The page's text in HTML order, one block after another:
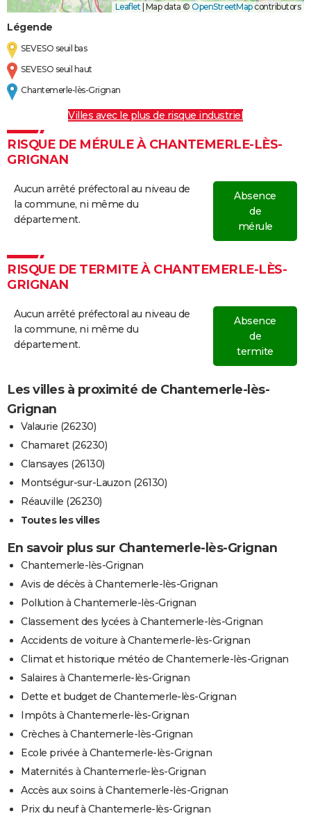
Leaflet | Map data © OpenStreetMapcontributors
Légende
SEVESO seuil bas
SEVESO seuil haut
Chantemerle-lès-Grignan
Villes avec le plus de risque industriel
RISQUE DE MÉRULE À CHANTEMERLE-LÈS-
GRIGNAN
Aucun arrêté préfectoral au niveau de
la commune, ni même du
département.
Absence
de
mérule
RISQUE DE TERMITE À CHANTEMERLE-LÈS-
GRIGNAN
Aucun arrêté préfectoral au niveau de
la commune, ni même du
département.
Absence
de
termite
Les villes à proximité de Chantemerle-lès-
Grignan
Valaurie (26230)
Chamaret (26230)
Clansayes (26130)
Montségur-sur-Lauzon (26130)
Réauville (26230)
Toutes les villes
En savoir plus sur Chantemerle-lès-Grignan
Chantemerle-lès-Grignan
Avis de décès à Chantemerle-lès-Grignan
Pollution à Chantemerle-lès-Grignan
Classement des lycées à Chantemerle-lès-Grignan
Accidents de voiture à Chantemerle-lès-Grignan
Climat et historique météo de Chantemerle-lès-Grignan
Salaires à Chantemerle-lès-Grignan
Dette et budget de Chantemerle-lès-Grignan
Impôts à Chantemerle-lès-Grignan
Crèches à Chantemerle-lès-Grignan
Ecole privée à Chantemerle-lès-Grignan
Maternités à Chantemerle-lès-Grignan
Accès aux soins à Chantemerle-lès-Grignan
Prix du neuf à Chantemerle-lès-Grignan